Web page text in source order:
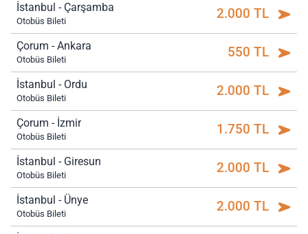
İstanbul - Çarşamba
Otobüs Bileti 2.000 TL
Çorum - Ankara
Otobüs Bileti 550 TL
İstanbul - Ordu
Otobüs Bileti 2.000 TL
Çorum - İzmir
Otobüs Bileti 1.750 TL
İstanbul - Giresun
Otobüs Bileti 2.000 TL
İstanbul - Ünye
Otobüs Bileti 2.000 TL